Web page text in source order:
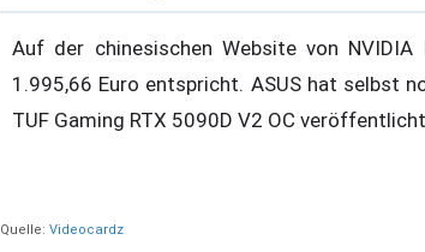
Auf der chinesischen Website von
1.995,66 Euro entspricht. ASUS hat selbst
TUF Gaming RTX 5090D V2 OC
Quelle: Videocardz